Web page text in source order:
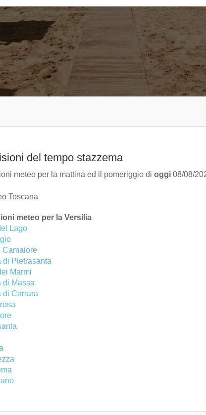
del tempo stazzema
meteo per la mattina ed il pomeriggio di oggi 08/08/
meteo per la Versilia
Lago
Camaiore
di Pietrasanta
Marmi
di Massa
di Carrara